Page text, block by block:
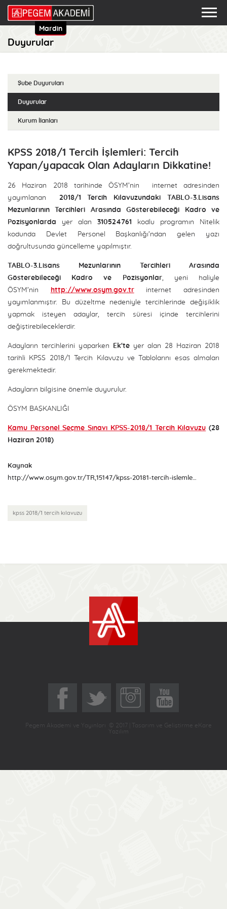
Mardin
Duyurular
Şube Duyuruları
Duyurular
Kurum İlanları
KPSS 2018/1 Tercih İşlemleri: Tercih
Yapan/yapacak Olan Adayların Dikkatine!
26 Haziran 2018 tarihinde ÖSYM’nin internet adresinden
yayımlanan 2018/1 Tercih Kılavuzundaki TABLO-3.Lisans
Mezunlarının Tercihleri Arasında Gösterebileceği Kadro ve
Pozisyonlarda yer alan 310524761 kodlu programın Nitelik
kodunda Devlet Personel Başkanlığı’ndan gelen yazı
doğrultusunda güncelleme yapılmıştır.
TABLO-3.Lisans Mezunlarının Tercihleri Arasında
Gösterebileceği Kadro ve Pozisyonlar, yeni haliyle
ÖSYM’nin http://www.osym.gov.trinternet adresinden
yayımlanmıştır. Bu düzeltme nedeniyle tercihlerinde değişiklik
yapmak isteyen adaylar, tercih süresi içinde tercihlerini
değiştirebileceklerdir.
Adayların tercihlerini yaparken Ek'te yer alan 28 Haziran 2018
tarihli KPSS 2018/1 Tercih Kılavuzu ve Tablolarını esas almaları
gerekmektedir.
Adayların bilgisine önemle duyurulur.
ÖSYM BAŞKANLIĞI
Kamu Personel Seçme Sınavı KPSS-2018/1 Tercih Kılavuzu (28
Haziran 2018)
Kaynak
http://www.osym.gov.tr/TR,15147/kpss-20181-tercih-islemleri-tercih-yapanyapacak-olan-adaylarin-dikkatine-28062018.html
kpss 2018/1 tercih kılavuzu
Pegem Akademi ve Yayınları © 2017 | Tasarım ve Geliştirme eKare
Yazılım